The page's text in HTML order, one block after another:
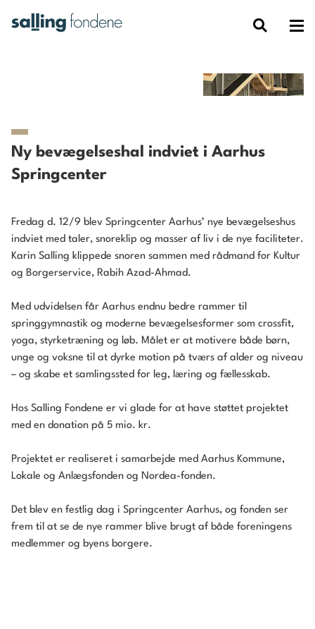
Ny bevægelseshal indviet i Aarhus
Springcenter
Fredag d. 12/9 blev Springcenter Aarhus’ nye bevægelseshus
indviet med taler, snoreklip og masser af liv i de nye faciliteter.
Karin Salling klippede snoren sammen med rådmand for Kultur
og Borgerservice, Rabih Azad-Ahmad.
Med udvidelsen får Aarhus endnu bedre rammer til
springgymnastik og moderne bevægelsesformer som crossfit,
yoga, styrketræning og løb. Målet er at motivere både børn,
unge og voksne til at dyrke motion på tværs af alder og niveau
– og skabe et samlingssted for leg, læring og fællesskab.
Hos Salling Fondene er vi glade for at have støttet projektet
med en donation på 5 mio. kr.
Projektet er realiseret i samarbejde med Aarhus Kommune,
Lokale og Anlægsfonden og Nordea-fonden.
Det blev en festlig dag i Springcenter Aarhus, og fonden ser
frem til at se de nye rammer blive brugt af både foreningens
medlemmer og byens borgere.